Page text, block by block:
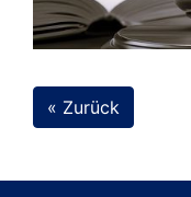
« Zurück